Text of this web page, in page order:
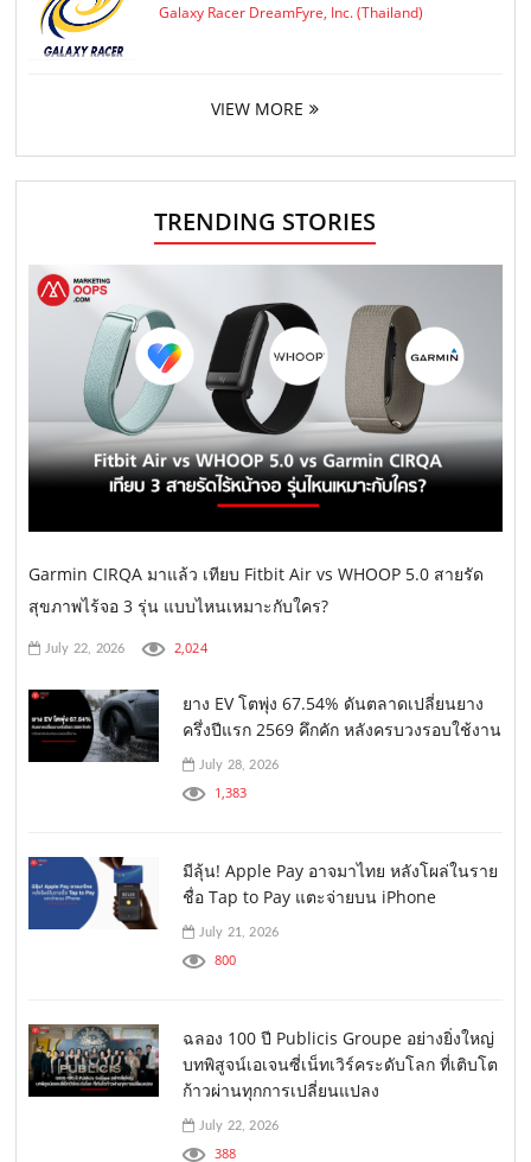
Galaxy Racer DreamFyre, Inc. (Thailand)
VIEW MORE
TRENDING STORIES
Garmin CIRQA มาแล้ว เทียบ Fitbit Air vs WHOOP 5.0 สายรัด
สุขภาพไร้จอ 3 รุ่น แบบไหนเหมาะกับใคร?
July 22, 2026 2,024
ยาง EV โตพุ่ง 67.54% ดันตลาดเปลี่ยนยาง
ครึ่งปีแรก 2569 คึกคัก หลังครบวงรอบใช้งาน
July 28, 2026
1,383
มีลุ้น! Apple Pay อาจมาไทย หลังโผล่ในราย
ชื่อ Tap to Pay แตะจ่ายบน iPhone
July 21, 2026
800
ฉลอง 100 ปี Publicis Groupe อย่างยิ่งใหญ่
บทพิสูจน์เอเจนซี่เน็ทเวิร์คระดับโลก ที่เติบโต
ก้าวผ่านทุกการเปลี่ยนแปลง
July 22, 2026
388